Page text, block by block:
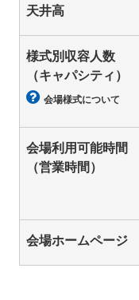
天井高
様式別収容人数
（キャパシティ）
会場様式について
会場利用可能時間
（営業時間）
会場ホームページ